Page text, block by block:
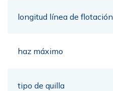
longitud línea de flotación
haz máximo
tipo de quilla